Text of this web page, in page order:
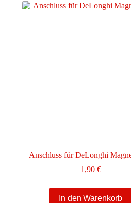
Anschluss für DeLonghi
1,90 €
In den Warenkorb